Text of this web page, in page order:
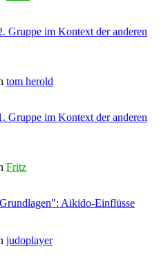
Gruppe im Kontext der anderen
tom herold
Gruppe im Kontext der anderen
Fritz
Aikido-Einflüsse
judoplayer